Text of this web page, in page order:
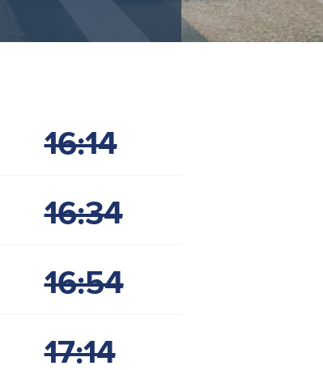
16:14
16:34
16:54
17:14